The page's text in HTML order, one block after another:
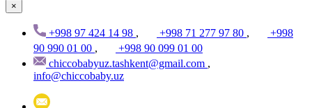
×
+998 97 424 14 98 , +998 71 277 97 80 ,
+998
90 990 01 00 ,
+998 90 099 01 00
chiccobabyuz.tashkent@gmail.com ,
info@chiccobaby.uz